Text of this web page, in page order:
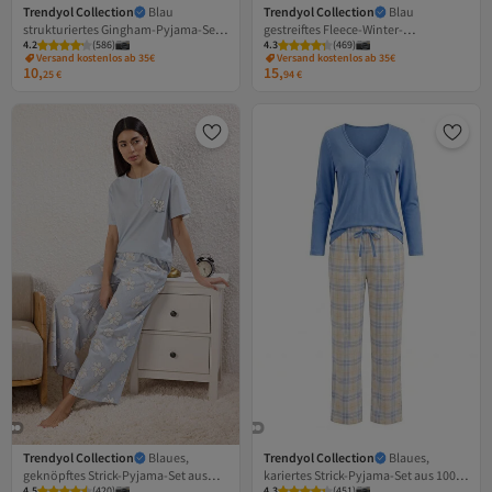
Trendyol Collection
Blau
strukturiertes Gingham-Pyjama-Set
mit Schnür-/Band-/Schleifendetail
und Shorts THMSS24PT00149
4.2 (586)
Versand kostenlos ab 35€
10,25€
Trendyol Collection
Blau
gestreiftes Fleece-Winter-
Strickpyjama-Set mit Paspelierung
und detailliertem Schlafband
THMAW22PT0360
4.3 (469)
Versand kostenlos ab 35€
15,94€
Trendyol Collection
Blaues,
geknöpftes Strick-Pyjama-Set aus
Trendyol Collection
Blaues,
kariertes Strick-Pyjama-Set aus 100 %